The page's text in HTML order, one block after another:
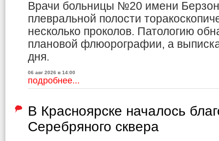
Врачи больницы №20 имени
плевральной полости
несколько проколов. Патологию
плановой флюорографии, а
дня.
06 авг 2026 в 14:00
подробнее...
В Красноярске началось
Серебряного сквера